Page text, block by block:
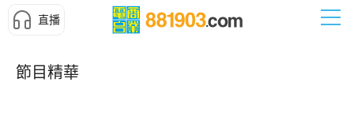
直播
節目精華